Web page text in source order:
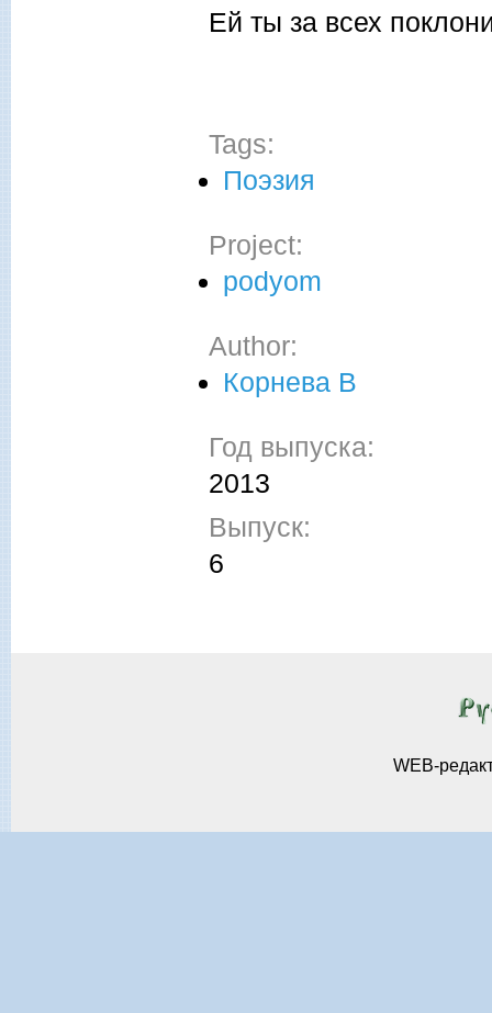
Ей ты за всех
Tags:
Поэзия
Project:
podyom
Author:
Корнева В
Год выпуска:
2013
Выпуск:
6
WEB-